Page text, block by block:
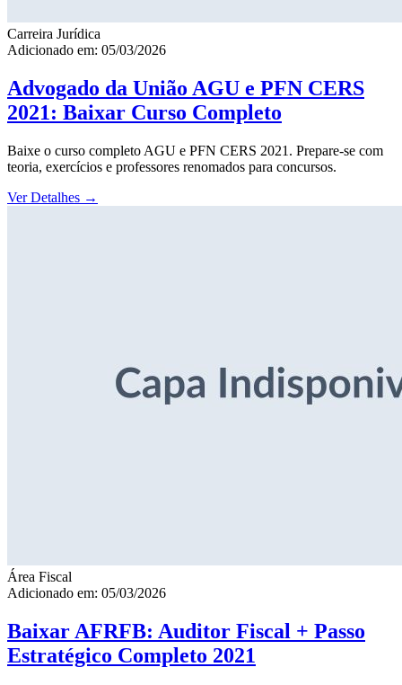
Carreira Jurídica
Adicionado em: 05/03/2026
Advogado da União AGU e PFN CERS
2021: Baixar Curso Completo
Baixe o curso completo AGU e PFN CERS 2021. Prepare-se com
teoria, exercícios e professores renomados para concursos.
Ver Detalhes →
Área Fiscal
Adicionado em: 05/03/2026
Baixar AFRFB: Auditor Fiscal + Passo
Estratégico Completo 2021